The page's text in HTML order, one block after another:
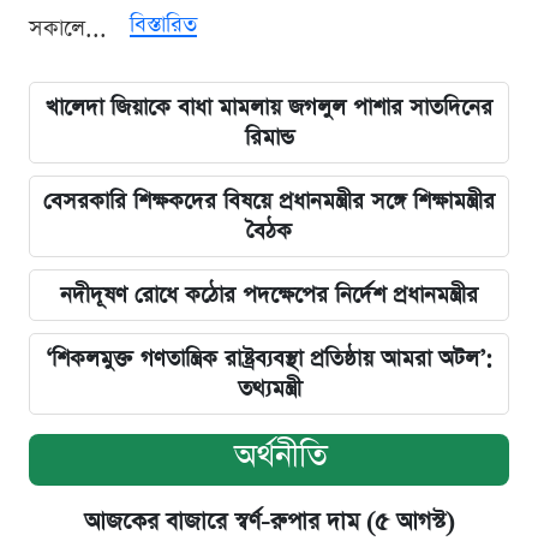
সকালে...
বিস্তারিত
খালেদা জিয়াকে বাধা মামলায় জগলুল পাশার সাতদিনের
রিমান্ড
বেসরকারি শিক্ষকদের বিষয়ে প্রধানমন্ত্রীর সঙ্গে শিক্ষামন্ত্রীর
বৈঠক
নদীদূষণ রোধে কঠোর পদক্ষেপের নির্দেশ প্রধানমন্ত্রীর
‘শিকলমুক্ত গণতান্ত্রিক রাষ্ট্রব্যবস্থা প্রতিষ্ঠায় আমরা অটল’:
তথ্যমন্ত্রী
অর্থনীতি
আজকের বাজারে স্বর্ণ-রুপার দাম (৫ আগস্ট)